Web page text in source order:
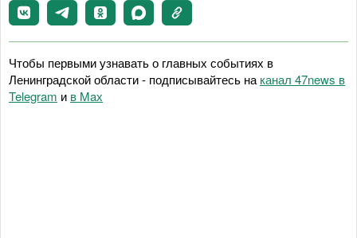
Чтобы первыми узнавать о главных событиях в
Ленинградской области - подписывайтесь на канал 47news в
Telegram и в Maх